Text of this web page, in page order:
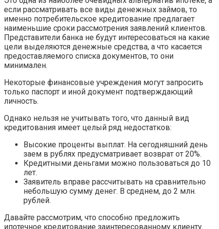
если рассматривать все виды денежных займов, то
именно потребительское кредитование предлагает
наименьшие сроки рассмотрения заявлений клиентов.
Представители банка не будут интересоваться на какие
цели выделяются денежные средства, а что касается
предоставляемого списка документов, то они
минимален.
Некоторые финансовые учреждения могут запросить
только паспорт и иной документ подтверждающий
личность.
Однако нельзя не учитывать того, что данный вид
кредитования имеет целый ряд недостатков:
Высокие проценты выплат. На сегодняшний день
заем в рублях предусматривает возврат от 20%.
Кредитными деньгами можно пользоваться до 10
лет.
Заявитель вправе рассчитывать на сравнительно
небольшую сумму денег. В среднем, до 2 млн.
рублей.
Давайте рассмотрим, что способно предложить
ипотечное кредитование заинтересованному клиенту.